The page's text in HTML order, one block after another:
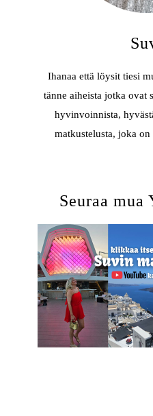
Ihanaa että löysit tiesi
tänne aiheista jotka ovat
hyvinvoinnista,
matkustelusta, joka
Seuraa mua